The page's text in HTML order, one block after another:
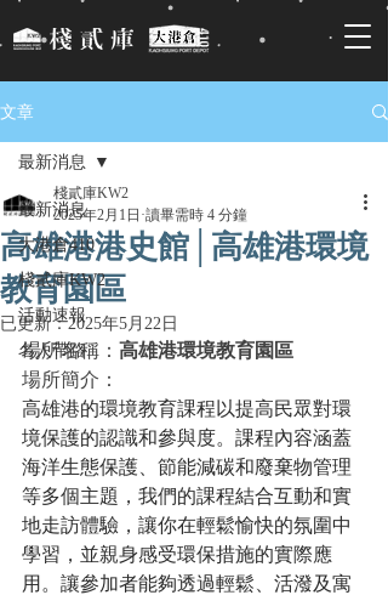
文章
最新消息
大港倉410
棧貳庫KW2
活動速報
名人帶路
最新消息
高雄港港史館│高雄港環境
教育園區
棧貳庫KW2
2025年2月1日 讀畢需時 4 分鐘
已更新：2025年5月22日
場所名稱： 高雄港環境教育園區
場所簡介：
高雄港的環境教育課程以提高民眾對環
境保護的認識和參與度。課程內容涵蓋
海洋生態保護、節能減碳和廢棄物管理
等多個主題，我們的課程結合互動和實
地走訪體驗，讓你在輕鬆愉快的氛圍中
學習，並親身感受環保措施的實際應
用。讓參加者能夠透過輕鬆、活潑及寓